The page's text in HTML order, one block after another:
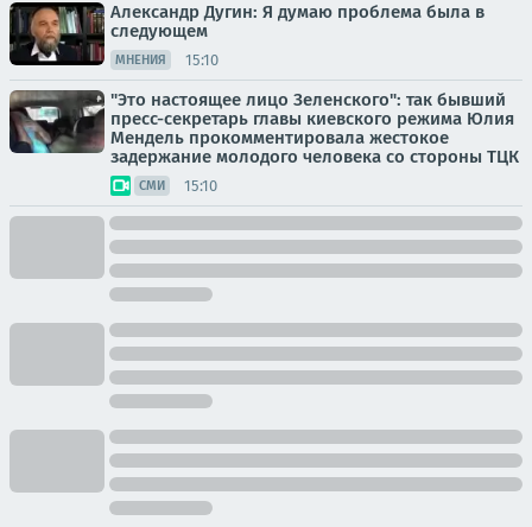
Александр Дугин: Я думаю проблема была в
следующем
МНЕНИЯ 15:10
"Это настоящее лицо Зеленского": так бывший
пресс-секретарь главы киевского режима Юлия
Мендель прокомментировала жестокое
задержание молодого человека со стороны ТЦК
СМИ 15:10